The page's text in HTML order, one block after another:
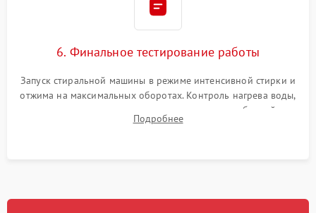
6. Финальное тестирование работы
Запуск стиральной машины в режиме интенсивной стирки и
отжима на максимальных оборотах. Контроль нагрева воды,
корректности слива, отсутствия излишних вибраций,
посторонних стуков и протечек под корпусом.
Подробнее